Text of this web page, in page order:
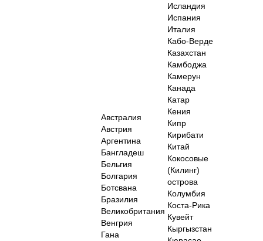
Австралия
Австрия
Аргентина
Бангладеш
Бельгия
Болгария
Ботсвана
Бразилия
Великобритания
Венгрия
Гана
Исландия
Испания
Италия
Кабо-Верде
Казахстан
Камбоджа
Камерун
Канада
Катар
Кения
Кипр
Кирибати
Китай
Кокосовые
(Килинг)
острова
Колумбия
Коста-Рика
Кувейт
Кыргызстан